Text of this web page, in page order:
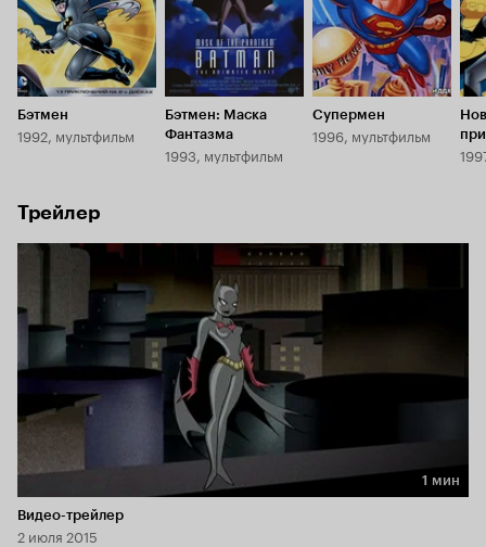
Бэтмен
1992, мультфильм
Бэтмен: Маска
Фантазма
1993, мультфильм
Супермен
1996, мультфильм
Трейлер
Длительность 1 мин
1 мин
Видео-трейлер
2 июля 2015